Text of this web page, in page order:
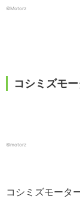
©Motorz
コシミズモ
©motorz
コシミズモータ